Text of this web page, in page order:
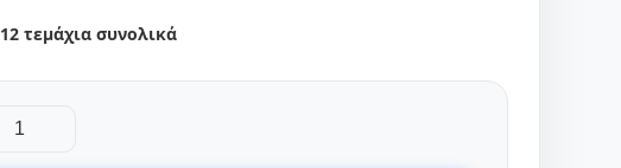
12 τεμάχια συνολικά